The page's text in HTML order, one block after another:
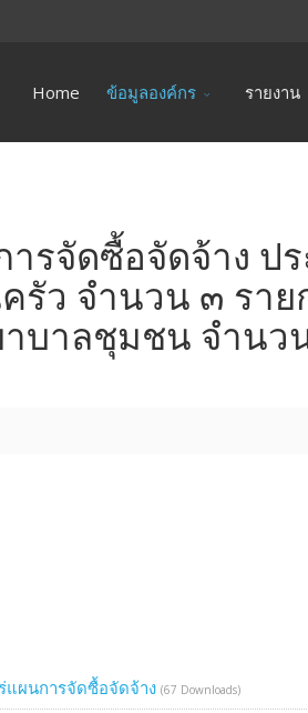
Home ข้อมูลองค์กร รายงาน
ารจัดซื้อจัดจ้าง
ว จำนวน ๓ รา
บาลชุมชน จำนว
แผนการจัดซื้อจัดจ้าง (67 Downloads)